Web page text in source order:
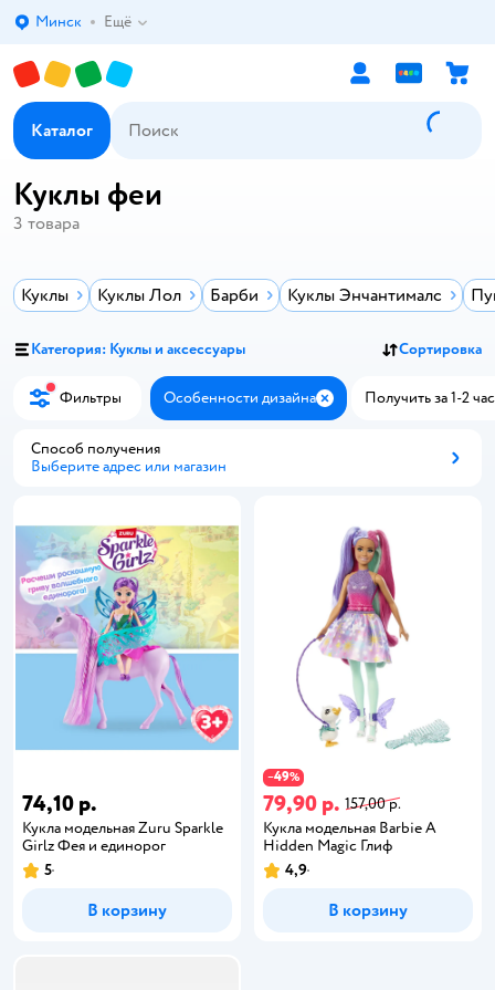
Выбор адреса доставки.
Минск Ещё
Каталог
Куклы феи
3 товара
Куклы Куклы Лол Барби Куклы Энчантималс
Категория: Куклы и аксессуары Сортировка
Фильтры Особенности дизайна ЗакрытьПолучить за 1-2
Способ получения
Выберите адрес или магазин
74,10 р.
Кукла модельная Zuru Sparkle
Girlz Фея и единорог
5
В корзину
−49%
79,90 р. 157,00 р.
Кукла модельная Barbie A
Hidden Magic Глиф
4,9
В корзину